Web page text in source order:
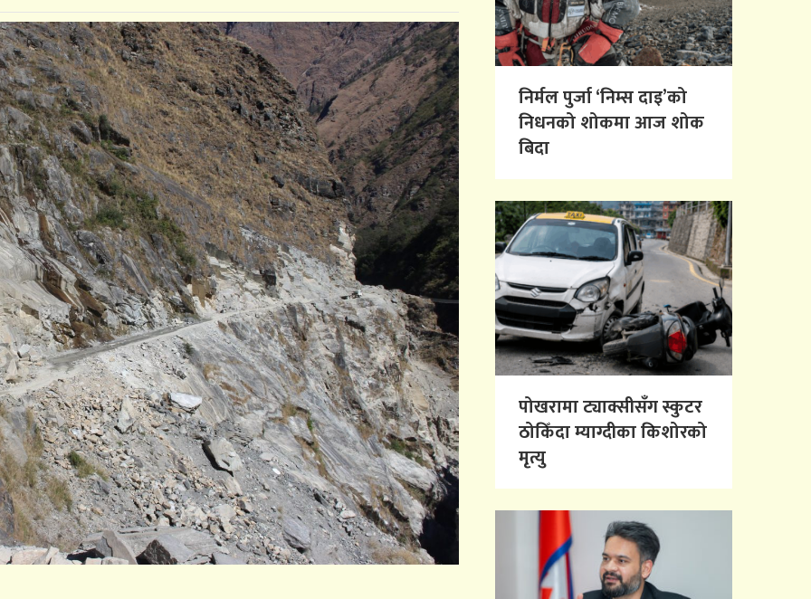
निर्मल पुर्जा ‘निम्स दाइ’को
निधनको शोकमा आज शोक
बिदा
पोखरामा ट्याक्सीसँग स्कुटर
ठोकिँदा म्याग्दीका किशोरको
मृत्यु